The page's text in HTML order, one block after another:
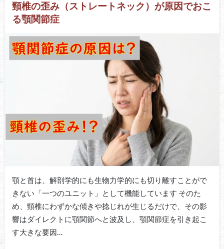
頸椎の歪み（ストレートネック）が原因でおこ
る顎関節症
顎と首は、解剖学的にも生物力学的にも切り離すことがで
きない「一つのユニット」として機能しています そのた
め、頸椎にわずかな傾きや捻じれが生じるだけで、その影
響はダイレクトに顎関節へと波及し、顎関節症を引き起こ
す大きな要因…